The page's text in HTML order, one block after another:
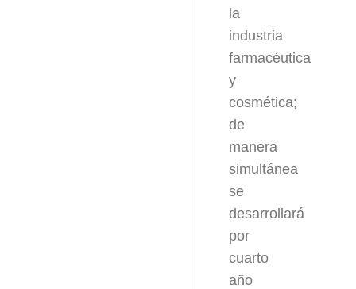
la
industria
farmacéutica
y
cosmética;
de
manera
simultánea
se
desarrollará
por
cuarto
año